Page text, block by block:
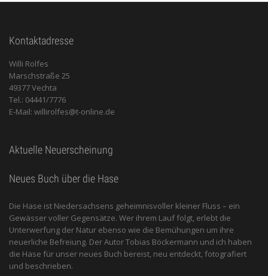
Kontaktadresse
Willi Rolfes
Marschstraße 25
49377 Vechta
Tel.: 04441/7776
E-Mail: willirolfes@t-online.de
Aktuelle Neuerscheinung
Neues Buch über die Hase
Die Hase ist Niedersachsens geheimnisvoller kleiner Fluss – ein
Gewässer voller Gegensätze. Wer ihrem Lauf folgt, erlebt die
Unterwerfung der Natur ebenso wie die Bemühungen um ihre
neuerliche Befreiung. Der Autor Tobias Böckermann und ich haben
die Hase für unser neues Buch bereist, neu entdeckt, fotografiert
und beschrieben.